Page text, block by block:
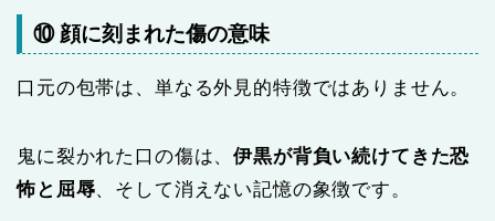
⑩ 顔に刻まれた傷の意味
口元の包帯は、単なる外見的特徴ではありません。
鬼に裂かれた口の傷は、伊黒が背負い続けてきた恐
怖と屈辱、そして消えない記憶の象徴です。